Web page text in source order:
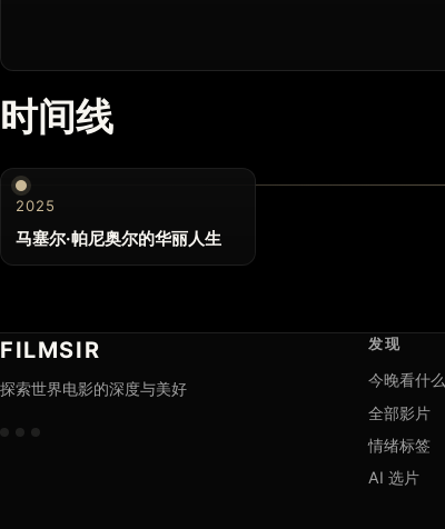
时间线
2025
马塞尔·帕尼奥尔的华丽人生
FILMSIR
探索世界电影的深度与美好
发现
今晚看什么
全部影片
情绪标签
AI 选片